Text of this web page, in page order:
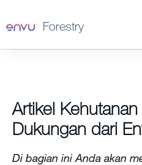
Forestry
Produk Forestry
Artikel
Dukungan dari
Di bagian ini Anda akan